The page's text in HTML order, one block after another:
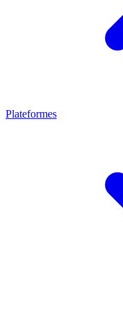
Plateformes